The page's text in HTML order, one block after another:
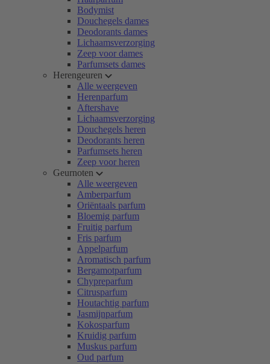
Bodymist
Douchegels dames
Deodorants dames
Lichaamsverzorging
Zeep voor dames
Parfumsets dames
Herengeuren
Alle weergeven
Herenparfum
Aftershave
Lichaamsverzorging
Douchegels heren
Deodorants heren
Parfumsets heren
Zeep voor heren
Geurnoten
Alle weergeven
Amberparfum
Oriëntaals parfum
Bloemig parfum
Fruitig parfum
Fris parfum
Appelparfum
Aromatisch parfum
Bergamotparfum
Chypreparfum
Citrusparfum
Houtachtig parfum
Jasmijnparfum
Kokosparfum
Kruidig parfum
Muskus parfum
Oud parfum